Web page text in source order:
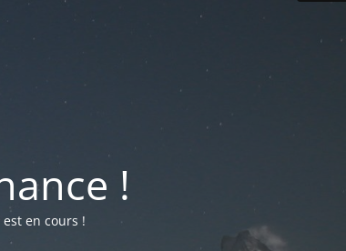
!
en cours !